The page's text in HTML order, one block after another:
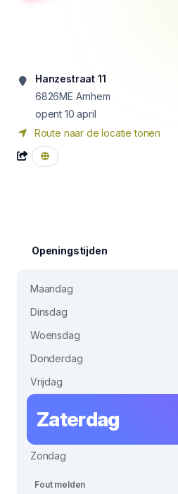
Hanzestraat 11
6826ME Arnhem
opent 10 april
Route naar de locatie tonen
Openingstijden
Maandag
Dinsdag
Woensdag
Donderdag
Vrijdag
Zaterdag
Zondag
Fout melden